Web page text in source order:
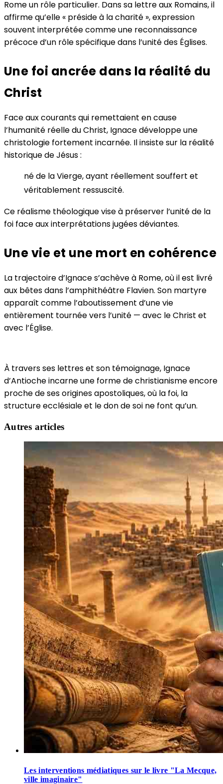
Rome un rôle particulier. Dans sa lettre aux Romains, il
affirme qu’elle « préside à la charité », expression
souvent interprétée comme une reconnaissance
précoce d’un rôle spécifique dans l’unité des Églises.
Une foi ancrée dans la réalité du
Christ
Face aux courants qui remettaient en cause
l’humanité réelle du Christ, Ignace développe une
christologie fortement incarnée. Il insiste sur la réalité
historique de Jésus :
né de la Vierge, ayant réellement souffert et
véritablement ressuscité.
Ce réalisme théologique vise à préserver l’unité de la
foi face aux interprétations jugées déviantes.
Une vie et une mort en cohérence
La trajectoire d’Ignace s’achève à Rome, où il est livré
aux bêtes dans l’amphithéâtre Flavien. Son martyre
apparaît comme l’aboutissement d’une vie
entièrement tournée vers l’unité — avec le Christ et
avec l’Église.
À travers ses lettres et son témoignage, Ignace
d’Antioche incarne une forme de christianisme encore
proche de ses origines apostoliques, où la foi, la
structure ecclésiale et le don de soi ne font qu’un.
Autres articles
Les interventions médiatiques sur le livre "La Mecque,
ville imaginaire"